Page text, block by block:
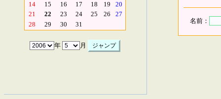
14
15 16 17 18 19
20
21
22 23 24 25 26
27
28
29 30 31
年 月
名前：